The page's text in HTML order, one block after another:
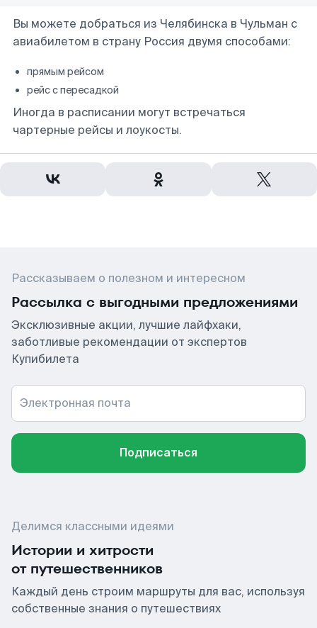
Вы можете добраться из Челябинска в Чульман с
авиабилетом в страну Россия двумя способами:
прямым рейсом
рейс с пересадкой
Иногда в расписании могут встречаться
чартерные рейсы и лоукосты.
Рассказываем о полезном и интересном
Рассылка с выгодными предложениями
Эксклюзивные акции, лучшие лайфхаки,
заботливые рекомендации от экспертов
Купибилета
Электронная почта
Подписаться
Делимся классными идеями
Истории и хитрости
от путешественников
Каждый день строим маршруты для вас, используя
собственные знания о путешествиях